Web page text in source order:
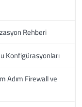
Rehberi
Konfigürasyonları
Adım Firewall ve